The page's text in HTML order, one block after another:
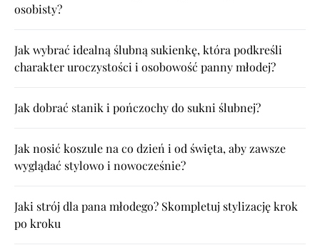
osobisty?
Jak wybrać idealną ślubną sukienkę, która podkreśli
charakter uroczystości i osobowość panny młodej?
Jak dobrać stanik i pończochy do sukni ślubnej?
Jak nosić koszule na co dzień i od święta, aby zawsze
wyglądać stylowo i nowocześnie?
Jaki strój dla pana młodego? Skompletuj stylizację krok
po kroku